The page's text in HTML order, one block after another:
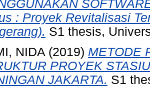
: Proyek Revitalisasi
S1 thesis,
NIDA (2019) METODE
PROYEK
JAKARTA. S1